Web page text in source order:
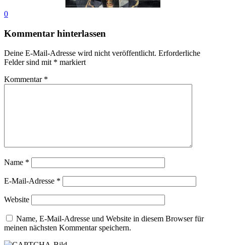
0
Kommentar hinterlassen
Deine E-Mail-Adresse wird nicht veröffentlicht. Erforderliche
Felder sind mit * markiert
Kommentar *
Name *
E-Mail-Adresse *
Website
Name, E-Mail-Adresse und Website in diesem Browser für
meinen nächsten Kommentar speichern.